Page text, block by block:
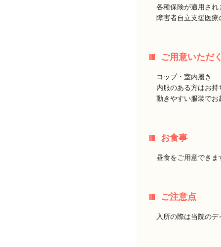
各種保険が適用され
障害者自立支援医
ご用意いただ
コップ・室内履き
内服のある方はお持
動きやすい服装でお
お食事
昼食をご用意できま
ご注意点
入所の際は当院の